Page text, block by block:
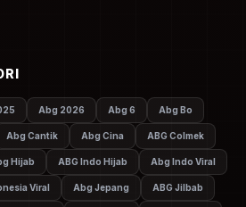
Abg 2026 Abg 6 Abg Bo
Abg Cantik Abg Cina ABG Colmek
Hijab ABG Indo Hijab Abg Indo Viral
Viral Abg Jepang ABG Jilbab